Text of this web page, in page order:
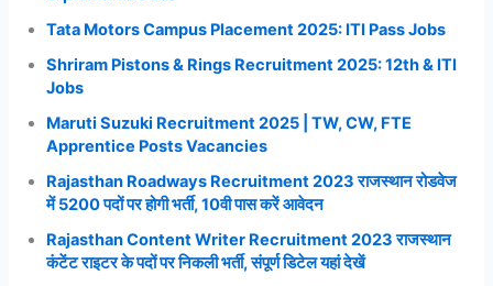
Tata Motors Campus Placement 2025: ITI Pass Jobs
Shriram Pistons & Rings Recruitment 2025: 12th & ITI
Jobs
Maruti Suzuki Recruitment 2025 | TW, CW, FTE
Apprentice Posts Vacancies
Rajasthan Roadways Recruitment 2023 राजस्थान रोडवेज
में 5200 पदों पर होगी भर्ती, 10वी पास करें आवेदन
Rajasthan Content Writer Recruitment 2023 राजस्थान
कंटेंट राइटर के पदों पर निकली भर्ती, संपूर्ण डिटेल यहां देखें